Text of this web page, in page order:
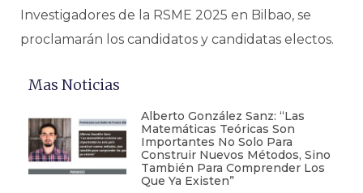
Investigadores de la RSME 2025 en Bilbao, se
proclamarán los candidatos y candidatas electos.
Mas Noticias
Alberto González Sanz: “Las
Matemáticas Teóricas Son
Importantes No Solo Para
Construir Nuevos Métodos, Sino
También Para Comprender Los
Que Ya Existen”